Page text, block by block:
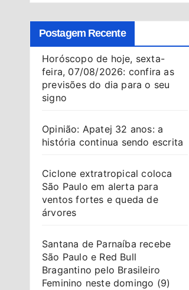
Postagem Recente
Horóscopo de hoje, sexta-
feira, 07/08/2026: confira as
previsões do dia para o seu
signo
Opinião: Apatej 32 anos: a
história continua sendo escrita
Ciclone extratropical coloca
São Paulo em alerta para
ventos fortes e queda de
árvores
Santana de Parnaíba recebe
São Paulo e Red Bull
Bragantino pelo Brasileiro
Feminino neste domingo (9)